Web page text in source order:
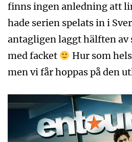
finns ingen anledning att
hade serien spelats in i
antagligen laggt hälften
med facket
Hur som
men vi får hoppas på den